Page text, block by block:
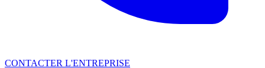
CONTACTER L'ENTREPRISE